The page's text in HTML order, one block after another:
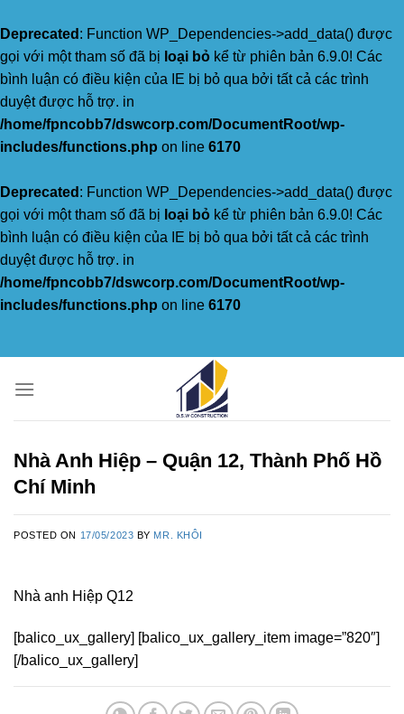
Deprecated : Function WP_Dependencies->add_data() được
gọi với một tham số đã bị loại bỏ kể từ phiên bản 6.9.0! Các
bình luận có điều kiện của IE bị bỏ qua bởi tất cả các trình
duyệt được hỗ trợ. in
/home/fpncobb7/dswcorp.com/DocumentRoot/wp-
includes/functions.php on line 6170
Deprecated : Function WP_Dependencies->add_data() được
gọi với một tham số đã bị loại bỏ kể từ phiên bản 6.9.0! Các
bình luận có điều kiện của IE bị bỏ qua bởi tất cả các trình
duyệt được hỗ trợ. in
/home/fpncobb7/dswcorp.com/DocumentRoot/wp-
includes/functions.php on line 6170
Nhà Anh Hiệp – Quận 12, Thành Phố Hồ
Chí Minh
POSTED ON 17/05/2023 BY MR. KHÔI
Nhà anh Hiệp Q12
[balico_ux_gallery] [balico_ux_gallery_item image=”820″]
[/balico_ux_gallery]